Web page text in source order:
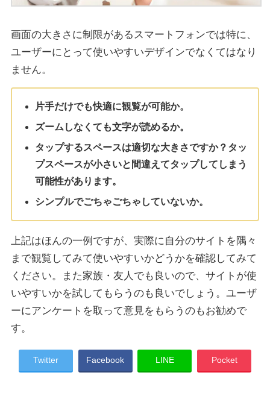
画面の大きさに制限があるスマートフォンでは特に、
ユーザーにとって使いやすいデザインでなくてはなり
ません。
片手だけでも快適に観覧が可能か。
ズームしなくても文字が読めるか。
タップするスペースは適切な大きさですか？タッ
プスペースが小さいと間違えてタップしてしまう
可能性があります。
シンプルでごちゃごちゃしていないか。
上記はほんの一例ですが、実際に自分のサイトを隅々
まで観覧してみて使いやすいかどうかを確認してみて
ください。また家族・友人でも良いので、サイトが使
いやすいかを試してもらうのも良いでしょう。ユーザ
ーにアンケートを取って意見をもらうのもお勧めで
す。
Twitter Facebook LINE Pocket